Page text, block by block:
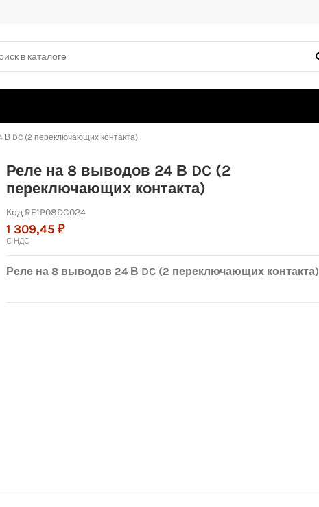
В DC (2 переключающих контакта)
Реле на 8 выводов 24 В DC (2
переключающих контакта)
Код RE1P08DC024
1 309,45 ₽
С НДС
Реле на 8 выводов 24 В DC (2 переключающих контакта)